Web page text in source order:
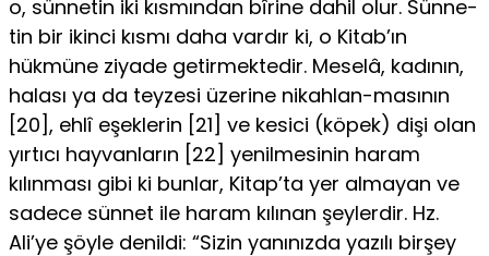
o, sünnetin iki kısmından bîrine dahil olur. Sünne­
tin bir ikinci kısmı daha vardır ki, o Kitab’ın
hükmüne ziyade getir­mektedir. Meselâ, kadının,
halası ya da teyzesi üzerine nikahlan-masının
[20], ehlî eşeklerin [21] ve kesici (köpek) dişi olan
yırtıcı hay­vanların [22] yenilmesinin haram
kılınması gibi ki bunlar, Kitap’ta yer almayan ve
sadece sünnet ile haram kılınan şeylerdir. Hz.
Ali’­ye şöyle denildi: “Sizin yanınızda yazılı birşey